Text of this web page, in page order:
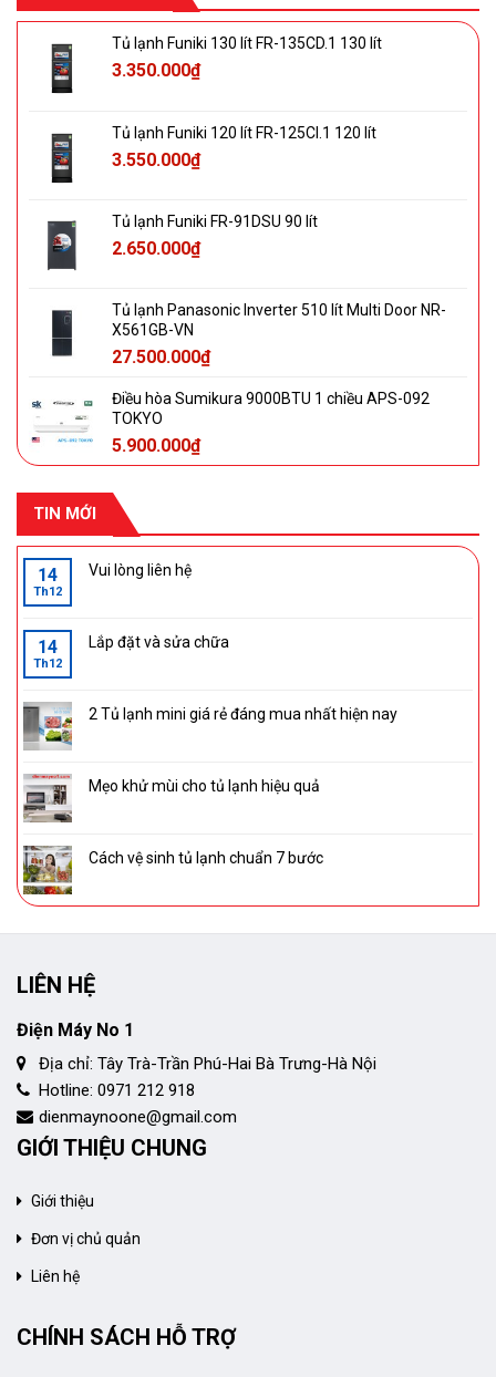
Tủ lạnh Funiki 130 lít FR-135CD.1 130 lít
3.350.000₫
Tủ lạnh Funiki 120 lít FR-125CI.1 120 lít
3.550.000₫
Tủ lạnh Funiki FR-91DSU 90 lít
2.650.000₫
Tủ lạnh Panasonic Inverter 510 lít Multi Door NR-
X561GB-VN
27.500.000₫
Điều hòa Sumikura 9000BTU 1 chiều APS-092
TOKYO
5.900.000₫
TIN MỚI
14
Th12
Vui lòng liên hệ
14
Th12
Lắp đặt và sửa chữa
2 Tủ lạnh mini giá rẻ đáng mua nhất hiện nay
Mẹo khử mùi cho tủ lạnh hiệu quả
Cách vệ sinh tủ lạnh chuẩn 7 bước
LIÊN HỆ
Điện Máy No 1
Địa chỉ: Tây Trà-Trần Phú-Hai Bà Trưng-Hà Nội
Hotline: 0971 212 918
dienmaynoone@gmail.com
GIỚI THIỆU CHUNG
Giới thiệu
Đơn vị chủ quản
Liên hệ
CHÍNH SÁCH HỖ TRỢ